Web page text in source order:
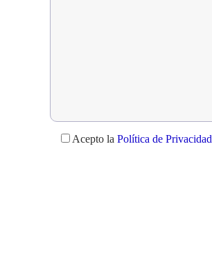
Acepto la Política de Privacidad